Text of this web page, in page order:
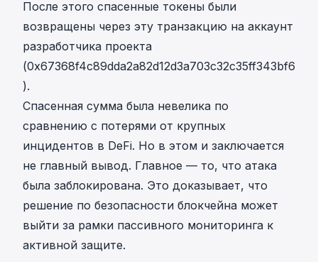
После этого спасенные токены были
возвращены через эту транзакцию на аккаунт
разработчика проекта
(0x67368f4c89dda2a82d12d3a703c32c35ff343bf6
).
Спасенная сумма была невелика по
сравнению с потерями от крупных
инцидентов в DeFi. Но в этом и заключается
не главный вывод. Главное — то, что атака
была заблокирована. Это доказывает, что
решение по безопасности блокчейна может
выйти за рамки пассивного мониторинга к
активной защите.